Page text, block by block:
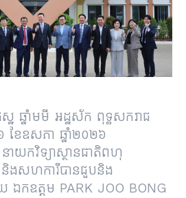
ស្ឋ ឆ្នាំមមី អដ្ឋស័ក ពុទ្ធសករាជ
ខែឧសភា ឆ្នាំ២០២៦
យកវិទ្យាស្ថានជាតិពហុ
និងសហការីបានជួបនិង
ឧត្តម PARK JOO BONG